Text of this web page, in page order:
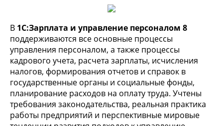
В 1С:Зарплата и управление персоналом 8
поддерживаются все основные процессы
управления персоналом, а также процессы
кадрового учета, расчета зарплаты, исчисления
налогов, формирования отчетов и справок в
государственные органы и социальные фонды,
планирование расходов на оплату труда. Учтены
требования законодательства, реальная практика
работы предприятий и перспективные мировые